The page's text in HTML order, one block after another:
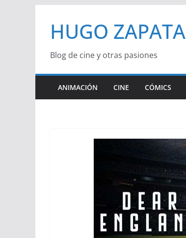
contenido
HUGO ZAPATA
Blog de cine y otras pasiones
ANIMACIÓN CINE CÓMICS